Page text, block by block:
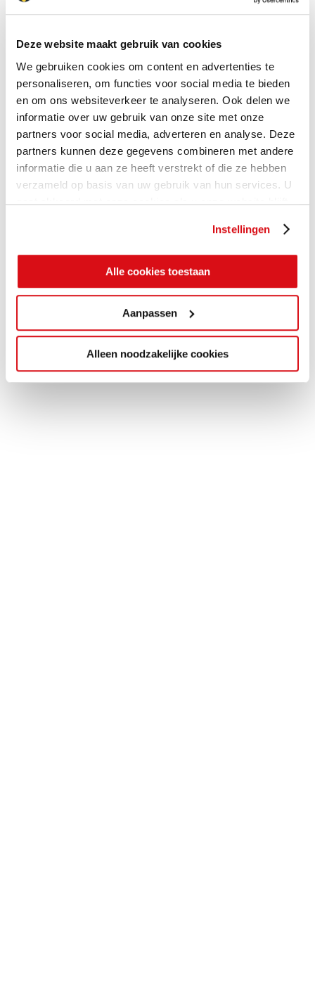
Deze website maakt gebruik van cookies
We gebruiken cookies om content en advertenties te
personaliseren, om functies voor social media te bieden
en om ons websiteverkeer te analyseren. Ook delen we
informatie over uw gebruik van onze site met onze
partners voor social media, adverteren en analyse. Deze
partners kunnen deze gegevens combineren met andere
informatie die u aan ze heeft verstrekt of die ze hebben
verzameld op basis van uw gebruik van hun services. U
gaat akkoord met onze cookies als u onze website blijft
Instellingen
Alle cookies toestaan
Aanpassen
Alleen noodzakelijke cookies